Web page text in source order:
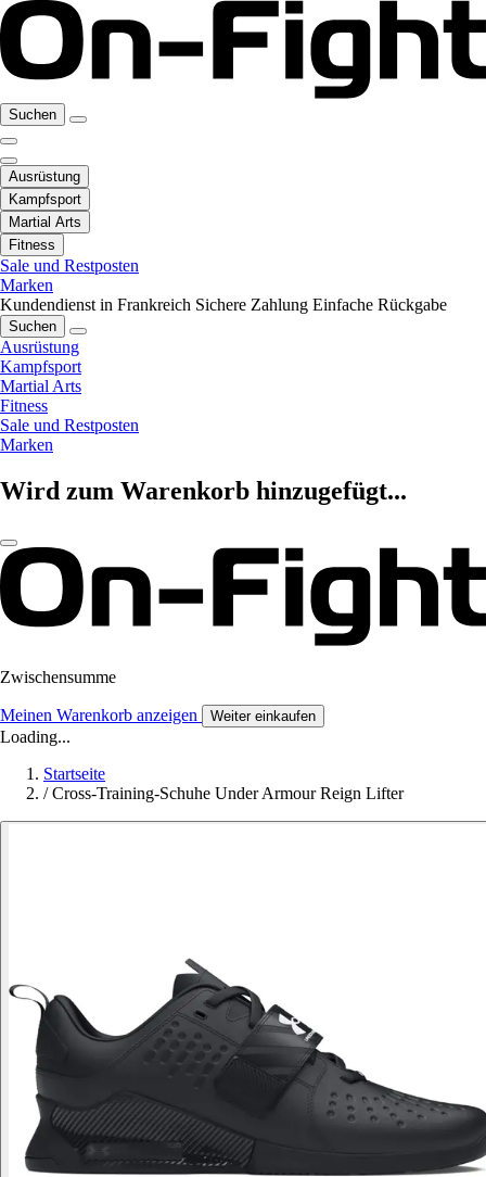
Suchen
Ausrüstung
Kampfsport
Martial Arts
Fitness
Sale und Restposten
Marken
Kundendienst in Frankreich Sichere Zahlung Einfache Rückgabe
Suchen
Ausrüstung
Kampfsport
Martial Arts
Fitness
Sale und Restposten
Marken
Wird zum Warenkorb hinzugefügt...
Zwischensumme
Meinen Warenkorb anzeigen Weiter einkaufen
Loading...
Startseite
/ Cross-Training-Schuhe Under Armour Reign Lifter